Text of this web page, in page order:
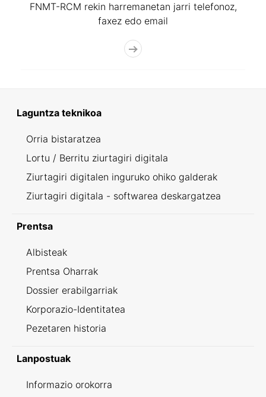
FNMT-RCM rekin harremanetan jarri telefonoz,
faxez edo email
Laguntza teknikoa
Orria bistaratzea
Lortu / Berritu ziurtagiri digitala
Ziurtagiri digitalen inguruko ohiko galderak
Ziurtagiri digitala - softwarea deskargatzea
Prentsa
Albisteak
Prentsa Oharrak
Dossier erabilgarriak
Korporazio-Identitatea
Pezetaren historia
Lanpostuak
Informazio orokorra